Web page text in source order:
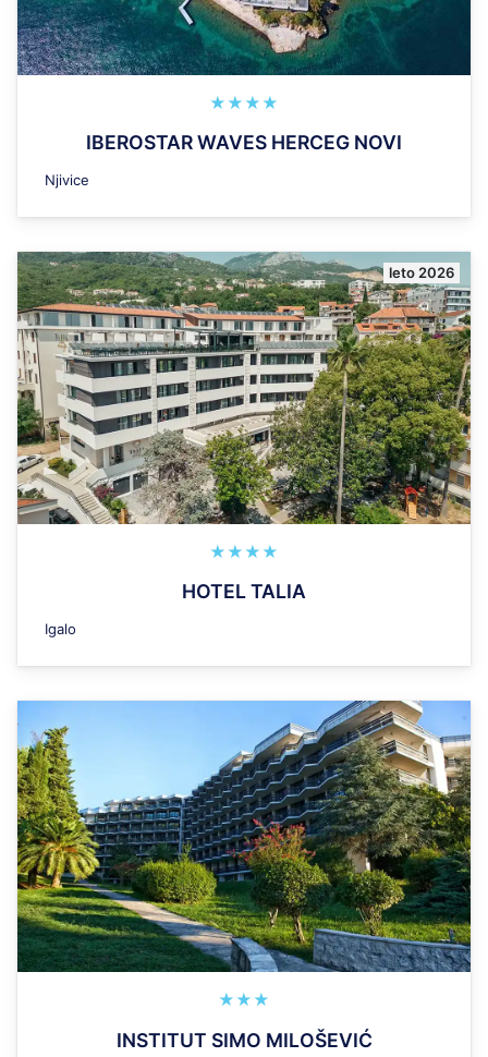
★★★★
IBEROSTAR WAVES HERCEG NOVI
Njivice
leto 2026
★★★★
HOTEL TALIA
Igalo
★★★
INSTITUT SIMO MILOŠEVIĆ